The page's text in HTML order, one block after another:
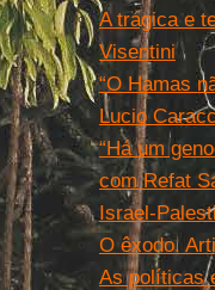
A trágica e
Visentini
“O Hamas
Lucio
“Há um
com Refat
Israel-
O êxodo.
As políticas